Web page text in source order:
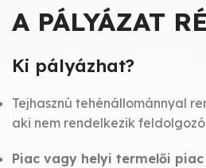
A PÁLYÁZAT
Ki pályázhat?
Tejhasznú tehénállománnyal
aki nem rendelkezik
Piac vagy helyi termelői